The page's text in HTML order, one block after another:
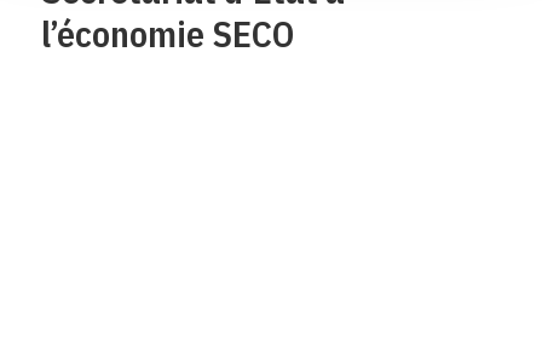
l’économie SECO